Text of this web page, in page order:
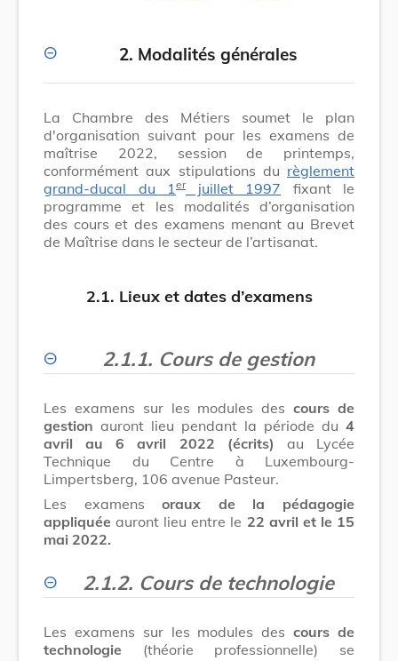
2. Modalités générales
La Chambre des Métiers soumet le plan
d'organisation suivant pour les examens de
maîtrise 2022, session de printemps,
conformément aux stipulations du règlement
grand-ducal du 1 erjuillet 1997 fixant le
programme et les modalités d’organisation
des cours et des examens menant au Brevet
de Maîtrise dans le secteur de l’artisanat.
2.1. Lieux et dates d’examens
2.1.1. Cours de gestion
Les examens sur les modules descours de
gestion auront lieu pendant la période du 4
avril au 6 avril 2022 (écrits) au Lycée
Technique du Centre à Luxembourg-
Limpertsberg, 106 avenue Pasteur.
Les examensoraux de la pédagogie
appliquée auront lieu entre le 22 avril et le 15
mai 2022.
2.1.2. Cours de technologie
Les examens sur les modules descours de
technologie (théorie professionnelle) se